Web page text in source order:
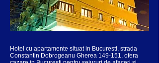
Hotel cu apartamente situat in Bucuresti, strada
Constantin Dobrogeanu Gherea 149-151, ofera